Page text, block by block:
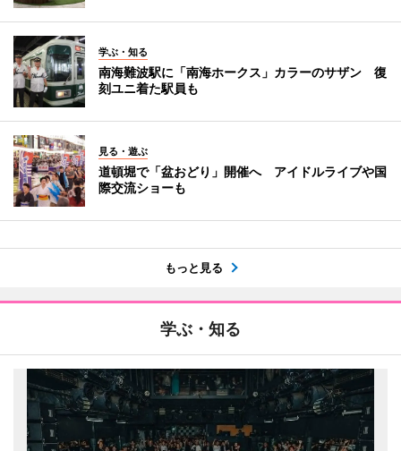
学ぶ・知る
南海難波駅に「南海ホークス」カラーのサザン 復
刻ユニ着た駅員も
見る・遊ぶ
道頓堀で「盆おどり」開催へ アイドルライブや国
際交流ショーも
もっと見る
学ぶ・知る